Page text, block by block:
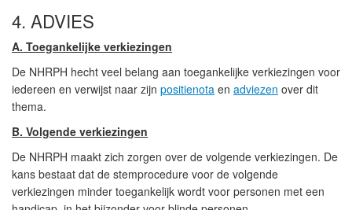
4. ADVIES
A. Toegankelijke verkiezingen
De NHRPH hecht veel belang aan toegankelijke verkiezingen voor
iedereen en verwijst naar zijn positienota en adviezen over dit
thema.
B. Volgende verkiezingen
De NHRPH maakt zich zorgen over de volgende verkiezingen. De
kans bestaat dat de stemprocedure voor de volgende
verkiezingen minder toegankelijk wordt voor personen met een